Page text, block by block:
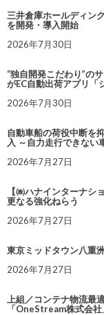
三井倉庫ホールディン
を開発・導入開始
2026年7月30日
“独自開発こだわり”の
がEC自動出荷アプリ「
2026年7月30日
自動車船の荷役中断を
入 ～自力走行できない
2026年7月27日
【㈱ハナインターナ
更なる強化ねらう
2026年7月27日
東京ミッドタウン八重
2026年7月27日
上組／コンテナ物流最
「OneStream株式会